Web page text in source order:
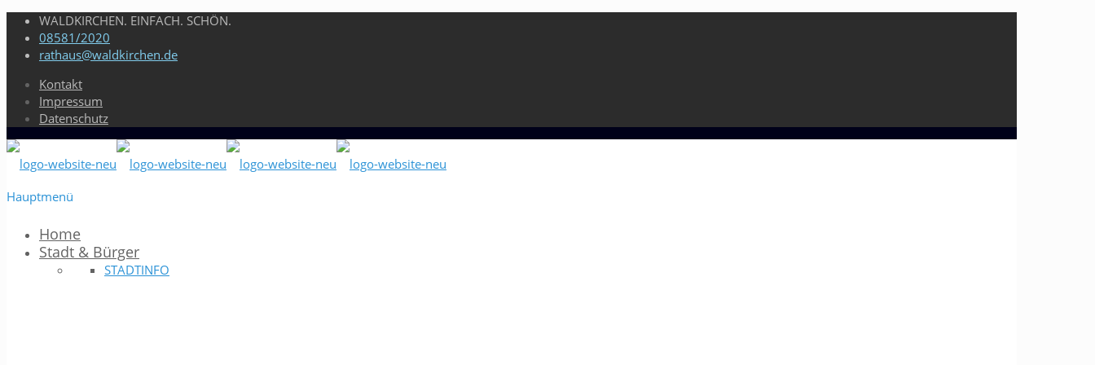
WALDKIRCHEN. EINFACH. SCHÖN.
08581/2020
rathaus@waldkirchen.de
Kontakt
Impressum
Datenschutz
Hauptmenü
Home
Stadt & Bürger
STADTINFO